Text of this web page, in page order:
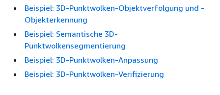
Beispiel: 3D-Punktwolken-Objektverfolgung und -
Objekterkennung
Beispiel: Semantische 3D-
Punktwolkensegmentierung
Beispiel: 3D-Punktwolken-Anpassung
Beispiel: 3D-Punktwolken-Verifizierung